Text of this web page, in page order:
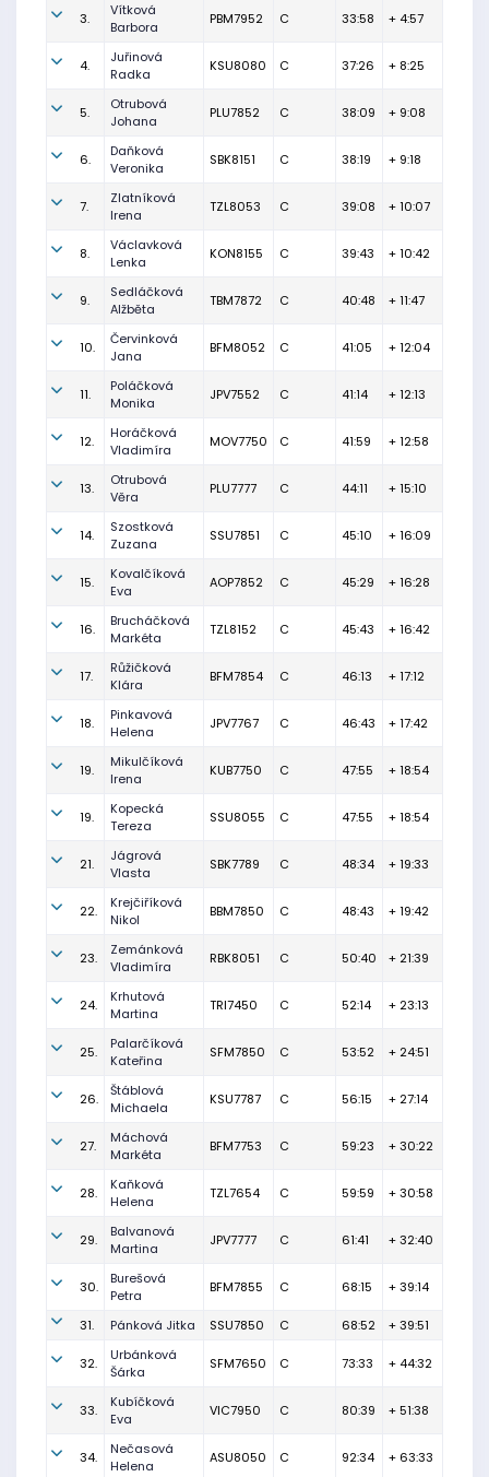
3.
Vítková
Barbora
PBM7952 C 33:58 + 4:57
4.
Juřinová
Radka
KSU8080 C 37:26 + 8:25
5.
Otrubová
Johana
PLU7852 C 38:09 + 9:08
6.
Daňková
Veronika
SBK8151 C 38:19 + 9:18
7.
Zlatníková
Irena
TZL8053 C 39:08 + 10:07
8.
Václavková
Lenka
KON8155 C 39:43 + 10:42
9.
Sedláčková
Alžběta
TBM7872 C 40:48 + 11:47
10.
Červinková
Jana
BFM8052 C 41:05 + 12:04
11.
Poláčková
Monika
JPV7552 C 41:14 + 12:13
12.
Horáčková
Vladimíra
MOV7750 C 41:59 + 12:58
13.
Otrubová
Věra
PLU7777 C 44:11 + 15:10
14.
Szostková
Zuzana
SSU7851 C 45:10 + 16:09
15.
Kovalčíková
Eva
AOP7852 C 45:29 + 16:28
16.
Brucháčková
Markéta
TZL8152 C 45:43 + 16:42
17.
Růžičková
Klára
BFM7854 C 46:13 + 17:12
18.
Pinkavová
Helena
JPV7767 C 46:43 + 17:42
19.
Mikulčíková
Irena
KUB7750 C 47:55 + 18:54
19.
Kopecká
Tereza
SSU8055 C 47:55 + 18:54
21.
Jágrová
Vlasta
SBK7789 C 48:34 + 19:33
22.
Krejčiříková
Nikol
BBM7850 C 48:43 + 19:42
23.
Zemánková
Vladimíra
RBK8051 C 50:40 + 21:39
24.
Krhutová
Martina
TRI7450 C 52:14 + 23:13
25.
Palarčíková
Kateřina
SFM7850 C 53:52 + 24:51
26.
Štáblová
Michaela
KSU7787 C 56:15 + 27:14
27.
Máchová
Markéta
BFM7753 C 59:23 + 30:22
28.
Kaňková
Helena
TZL7654 C 59:59 + 30:58
29.
Balvanová
Martina
JPV7777 C 61:41 + 32:40
30.
Burešová
Petra
BFM7855 C 68:15 + 39:14
31. Pánková Jitka SSU7850 C 68:52 + 39:51
32.
Urbánková
Šárka
SFM7650 C 73:33 + 44:32
33.
Kubíčková
Eva
VIC7950 C 80:39 + 51:38
34.
Nečasová
Helena
ASU8050 C 92:34 + 63:33